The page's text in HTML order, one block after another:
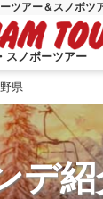
ツアー＆スノボツ
スノボーツアー
県
デ